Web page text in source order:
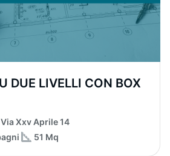
DUE LIVELLI CON BOX
Xxv Aprile 14
51 Mq